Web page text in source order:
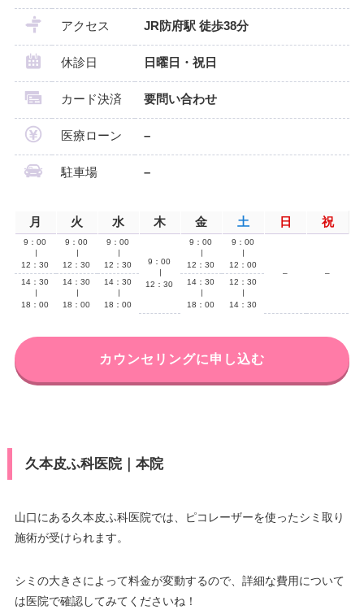
アクセス JR防府駅 徒歩38分
休診日 日曜日・祝日
カード決済 要問い合わせ
医療ローン –
駐車場 –
月 火 水 木 金 土 日 祝
9：00
12：30
9：00
12：30
9：00
12：30
9：00
12：30
9：00
12：30
9：00
12：00
–
–
14：30
18：00
14：30
18：00
14：30
18：00
14：30
18：00
12：30
14：30
カウンセリングに申し込む
久本皮ふ科医院｜本院
山口にある久本皮ふ科医院では、ピコレーザーを使ったシミ取り
施術が受けられます。
シミの大きさによって料金が変動するので、詳細な費用について
は医院で確認してみてくださいね！